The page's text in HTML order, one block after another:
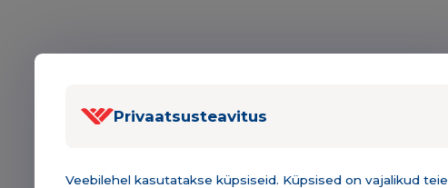
Privaatsusteavitus
Veebilehel kasutatakse küpsiseid. Küpsised on vajalikud teie
Kirjeldus & tehniline infoLisainfo